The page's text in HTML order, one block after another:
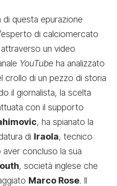
questa epurazione
di calciomercato
un video
YouTube ha analizzato
crollo di un pezzo di storia
il giornalista, la scelta
con il supporto
, ha spianato la
di Iraola, tecnico
concluso la sua
, società inglese che
Marco Rose. Il